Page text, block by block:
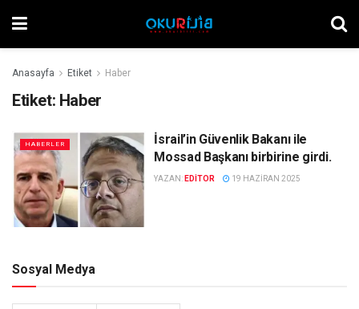
Anasayfa Etiket Haber
Etiket: Haber
HABERLER
İsrail’in Güvenlik Bakanı ile
Mossad Başkanı birbirine girdi.
YAZAN: EDITOR 19 HAZIRAN 2025
Sosyal Medya